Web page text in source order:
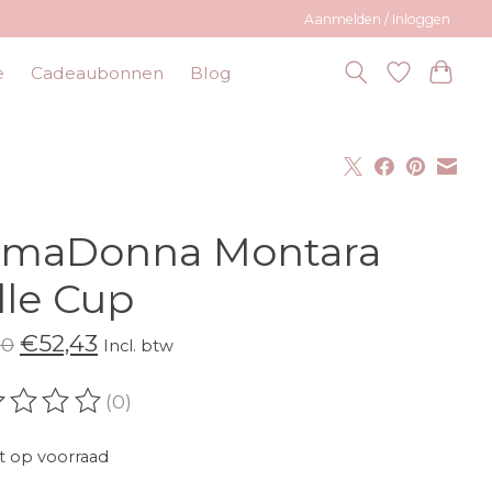
Aanmelden / Inloggen
Cadeaubonnen Blog
Montara
Cup
€52,43 Incl. btw
van dit product is
(0)
op voorraad